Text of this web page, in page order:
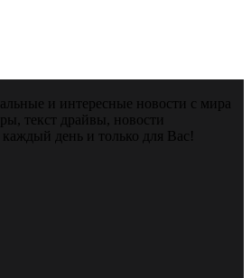
и интересные новости с мира
текст драйвы, новости
день и только для Вас!